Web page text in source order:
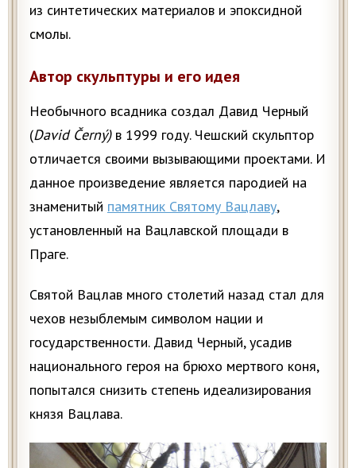
из синтетических материалов и эпоксидной
смолы.
Автор скульптуры и его идея
Необычного всадника создал Давид Черный
(David Černý)в 1999 году. Чешский скульптор
отличается своими вызывающими проектами. И
данное произведение является пародией на
знаменитый памятник Святому Вацлаву,
установленный на Вацлавской площади в
Праге.
Святой Вацлав много столетий назад стал для
чехов незыблемым символом нации и
государственности. Давид Черный, усадив
национального героя на брюхо мертвого коня,
попытался снизить степень идеализирования
князя Вацлава.